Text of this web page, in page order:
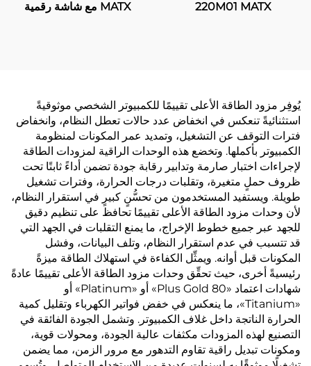
220M01 MATX
MATX مع شاشة رقمية
يُوفِر مزود الطاقة الأعلى تقييمًا للكمبيوتر الشخصي موثوقيةً
استثنائيةً تنعكس في انخفاض عدد حالات تعطل النظام، وانخفاض
فترات التوقف عن التشغيل، وتمديد عمر المكونات لمنظومة
الكمبيوتر بأكملها. وتخضع هذه الوحدات الراقية لمزودات الطاقة
لإجراءات اختبار صارمة وتدابير رقابة جودة تضمن أداءً ثابتًا تحت
ظروف حملٍ متغيرة، وتقلبات درجات الحرارة، وفترات تشغيل
طويلة. ويستفيد المستخدمون من تحسُّنٍ كبيرٍ في استقرار النظام،
لأن وحدات مزود الطاقة الأعلى تقييمًا تحافظ على تنظيم دقيق
للجهد عبر جميع خطوط الإخراج، ما يمنع التقلبات في الجهد التي
قد تتسبب في عدم استقرار النظام، وتلف البيانات، وفشل
المكونات قبل أوانه. ويمثِّل الكفاءة في استهلاك الطاقة ميزةً
رئيسيةً أخرى، حيث تحقِّق وحدات مزود الطاقة الأعلى تقييمًا عادةً
شهادات اعتماد «80 Plus Gold» أو «Platinum» أو
«Titanium»، ما ينعكس في خفض فواتير الكهرباء وتقليل كمية
الحرارة الناتجة داخل غلاف الكمبيوتر. وتشمل الجودة الفائقة في
التصنيع لهذه المزودات مكثفات عالية الجودة، ومحولات قوية،
ومكونات تبديل راقية تقاوم التدهور مع مرور الزمن، مما يضمن